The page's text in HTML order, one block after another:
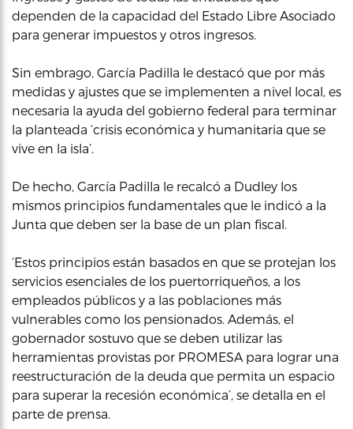
dependen de la capacidad del Estado Libre Asociado
para generar impuestos y otros ingresos.
Sin embrago, García Padilla le destacó que por más
medidas y ajustes que se implementen a nivel local, es
necesaria la ayuda del gobierno federal para terminar
la planteada ‘crisis económica y humanitaria que se
vive en la isla’.
De hecho, García Padilla le recalcó a Dudley los
mismos principios fundamentales que le indicó a la
Junta que deben ser la base de un plan fiscal.
‘Estos principios están basados en que se protejan los
servicios esenciales de los puertorriqueños, a los
empleados públicos y a las poblaciones más
vulnerables como los pensionados. Además, el
gobernador sostuvo que se deben utilizar las
herramientas provistas por PROMESA para lograr una
reestructuración de la deuda que permita un espacio
para superar la recesión económica’, se detalla en el
parte de prensa.